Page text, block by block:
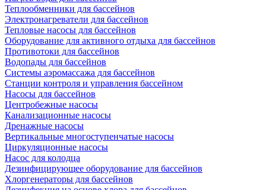
Теплообменники для бассейнов
Электронагреватели для бассейнов
Тепловые насосы для бассейнов
Оборудование для активного отдыха для бассейнов
Противотоки для бассейнов
Водопады для бассейнов
Системы аэромассажа для бассейнов
Станции контроля и управления бассейном
Насосы для бассейнов
Центробежные насосы
Канализационные насосы
Дренажные насосы
Вертикальные многоступенчатые насосы
Циркуляционные насосы
Насос для колодца
Дезинфицирующее оборудование для бассейнов
Хлоргенераторы для бассейнов